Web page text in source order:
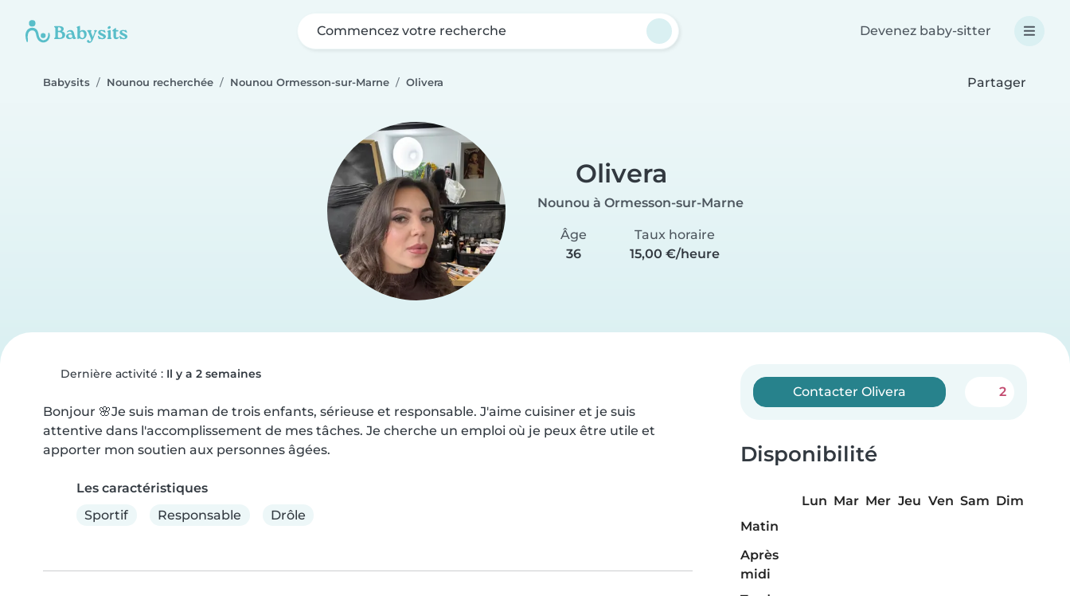
Commencez votre recherche Devenez baby-sitter
Babysits Nounou recherchée Nounou Ormesson-sur-Marne Olivera Partager
Olivera
Nounou à Ormesson-sur-Marne
Âge
36
Taux horaire
15,00 €/heure
Dernière activité : Il y a 2 semaines
Bonjour 🌸Je suis maman de trois enfants, sérieuse et responsable. J'aime cuisiner et je suis
attentive dans l'accomplissement de mes tâches. Je cherche un emploi où je peux être utile et
apporter mon soutien aux personnes âgées.
Les caractéristiques
Sportif
Responsable Drôle
Contacter Olivera 2
Disponibilité
Lun Mar Mer Jeu Ven Sam Dim
Matin
Après
midi